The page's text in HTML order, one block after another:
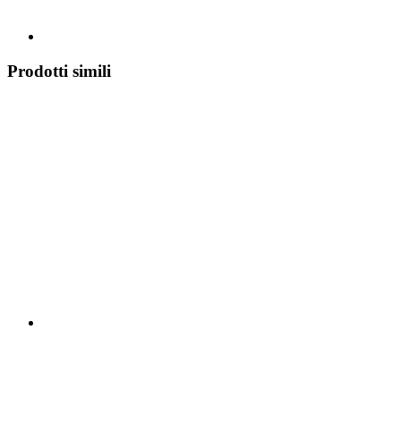
Prodotti simili